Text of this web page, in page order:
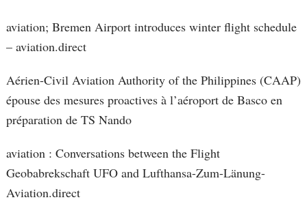
aviation; Bremen Airport introduces winter flight schedule
– aviation.direct
Aérien-Civil Aviation Authority of the Philippines (CAAP)
épouse des mesures proactives à l’aéroport de Basco en
préparation de TS Nando
aviation : Conversations between the Flight
Geobabrekschaft UFO and Lufthansa-Zum-Länung-
Aviation.direct